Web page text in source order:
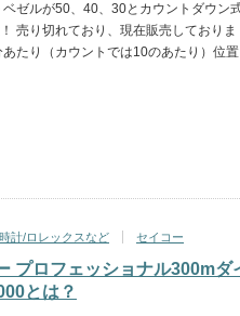
ゼルが50、40、30とカウントダウン
売り切れており、現在販売しておりま
たり（カウントでは10のあたり）位置
計/ロレックスなど セイコー
プロフェッショナル300mダ
とは？